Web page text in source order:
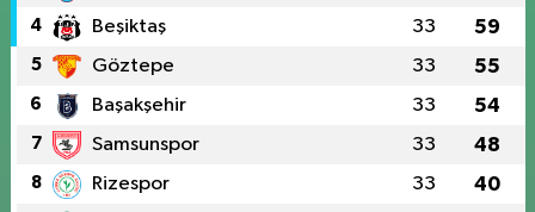
4 Beşiktaş 33 59
5 Göztepe 33 55
6 Başakşehir 33 54
7 Samsunspor 33 48
8 Rizespor 33 40